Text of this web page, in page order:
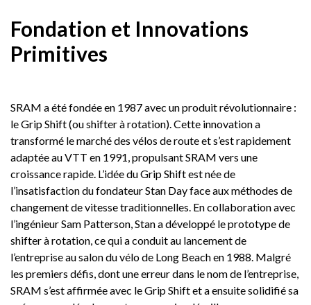
Fondation et Innovations
Primitives
SRAM a été fondée en 1987 avec un produit révolutionnaire :
le Grip Shift (ou shifter à rotation). Cette innovation a
transformé le marché des vélos de route et s’est rapidement
adaptée au VTT en 1991, propulsant SRAM vers une
croissance rapide. L’idée du Grip Shift est née de
l’insatisfaction du fondateur Stan Day face aux méthodes de
changement de vitesse traditionnelles. En collaboration avec
l’ingénieur Sam Patterson, Stan a développé le prototype de
shifter à rotation, ce qui a conduit au lancement de
l’entreprise au salon du vélo de Long Beach en 1988. Malgré
les premiers défis, dont une erreur dans le nom de l’entreprise,
SRAM s’est affirmée avec le Grip Shift et a ensuite solidifié sa